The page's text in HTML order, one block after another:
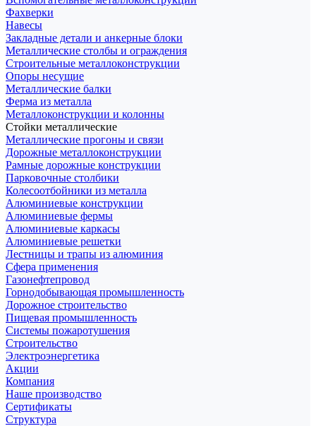
Фахверки
Навесы
Закладные детали и анкерные блоки
Металлические столбы и ограждения
Строительные металлоконструкции
Опоры несущие
Металлические балки
Ферма из металла
Металлоконструкции и колонны
Стойки металлические
Металлические прогоны и связи
Дорожные металлоконструкции
Рамные дорожные конструкции
Парковочные столбики
Колесоотбойники из металла
Алюминиевые конструкции
Алюминиевые фермы
Алюминиевые каркасы
Алюминиевые решетки
Лестницы и трапы из алюминия
Сфера применения
Газонефтепровод
Горнодобывающая промышленность
Дорожное строительство
Пищевая промышленность
Системы пожаротушения
Строительство
Электроэнергетика
Акции
Компания
Наше производство
Сертификаты
Структура